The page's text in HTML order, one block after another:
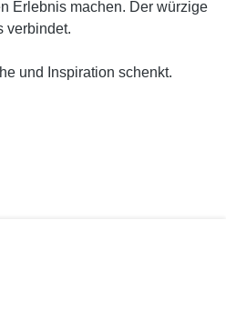
Erlebnis machen. Der würzige
verbindet.
und Inspiration schenkt.